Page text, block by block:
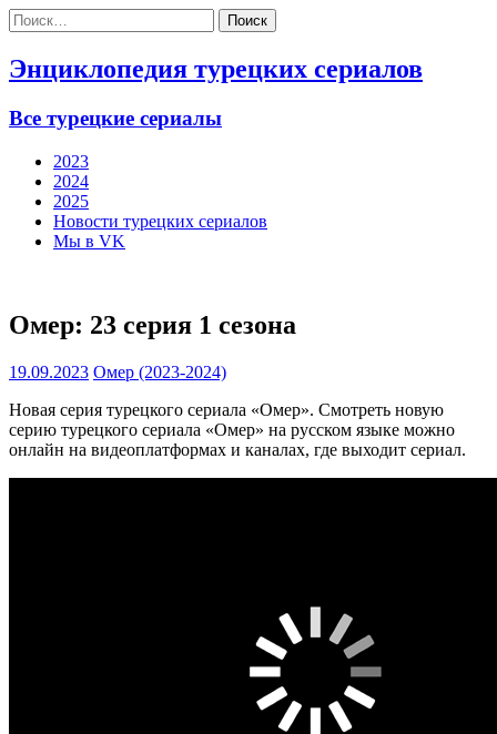
Найти:
Энциклопедия турецких сериалов
Все турецкие сериалы
2023
2024
2025
Новости турецких сериалов
Мы в VK
Омер: 23 серия 1 сезона
19.09.2023 Омер (2023-2024)
Новая серия турецкого сериала «Омер». Смотреть новую
серию турецкого сериала «Омер» на русском языке можно
онлайн на видеоплатформах и каналах, где выходит сериал.